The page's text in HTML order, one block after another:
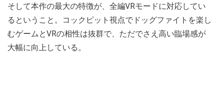
そして本作の最大の特徴が、全編VRモードに対応してい
るということ。コックピット視点でドッグファイトを楽し
むゲームとVRの相性は抜群で、ただでさえ高い臨場感が
大幅に向上している。